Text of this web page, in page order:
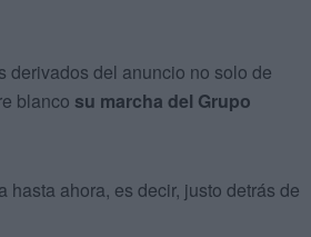
derivados del anuncio no solo de
blanco su marcha del Grupo
hasta ahora, es decir, justo detrás de